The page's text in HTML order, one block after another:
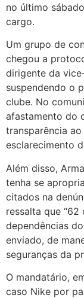
no último
cargo.
Um grupo de
chegou a
dirigente da
suspendendo o
clube. No
afastamento do
transparência
esclarecimento
Além disso,
tenha se
citados na
ressalta que “62
dependências
enviado, de
seguranças da
O mandatário,
caso Nike por